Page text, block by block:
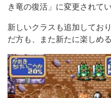
き竜の復活」に変更されてい
新しいクラスも追加してお
だ方も、また新たに楽しめる